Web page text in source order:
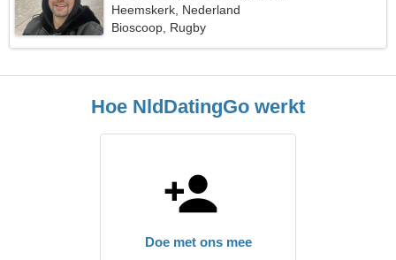
Heemskerk, Nederland
Bioscoop, Rugby
Hoe NldDatingGo werkt
Doe met ons mee